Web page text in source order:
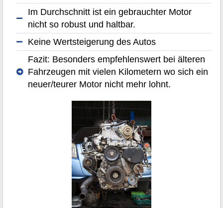
Im Durchschnitt ist ein gebrauchter Motor
nicht so robust und haltbar.
Keine Wertsteigerung des Autos
Fazit: Besonders empfehlenswert bei älteren
Fahrzeugen mit vielen Kilometern wo sich ein
neuer/teurer Motor nicht mehr lohnt.